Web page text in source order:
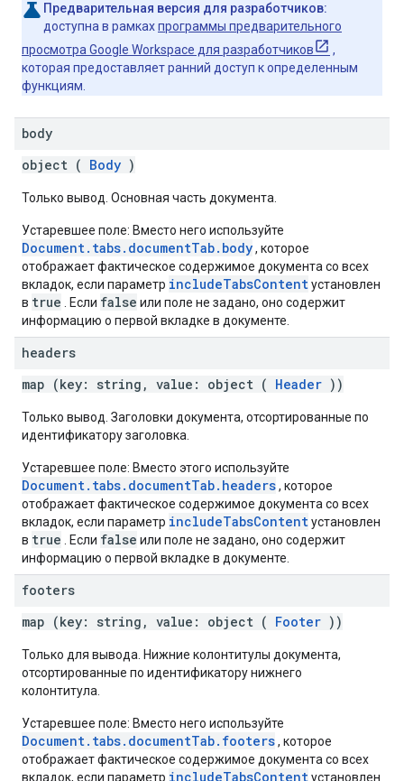
Предварительная версия для разработчиков:
доступна в рамкахпрограммы предварительного
просмотра Google Workspace для разработчиков
,
которая предоставляет ранний доступ к определенным
функциям.
body
object ( Body )
Только вывод. Основная часть документа.
Устаревшее поле: Вместо него используйте
Document.tabs.documentTab.body, которое
отображает фактическое содержимое документа со всех
вкладок, если параметр includeTabsContentустановлен
в true . Если false или поле не задано, оно содержит
информацию о первой вкладке в документе.
headers
map (key: string, value: object ( Header ))
Только вывод. Заголовки документа, отсортированные по
идентификатору заголовка.
Устаревшее поле: Вместо этого используйте
Document.tabs.documentTab.headers, которое
отображает фактическое содержимое документа со всех
вкладок, если параметр includeTabsContentустановлен
в true . Если false или поле не задано, оно содержит
информацию о первой вкладке в документе.
footers
map (key: string, value: object ( Footer ))
Только для вывода. Нижние колонтитулы документа,
отсортированные по идентификатору нижнего
колонтитула.
Устаревшее поле: Вместо него используйте
Document.tabs.documentTab.footers, которое
отображает фактическое содержимое документа со всех
вкладок, если параметр includeTabsContentустановлен